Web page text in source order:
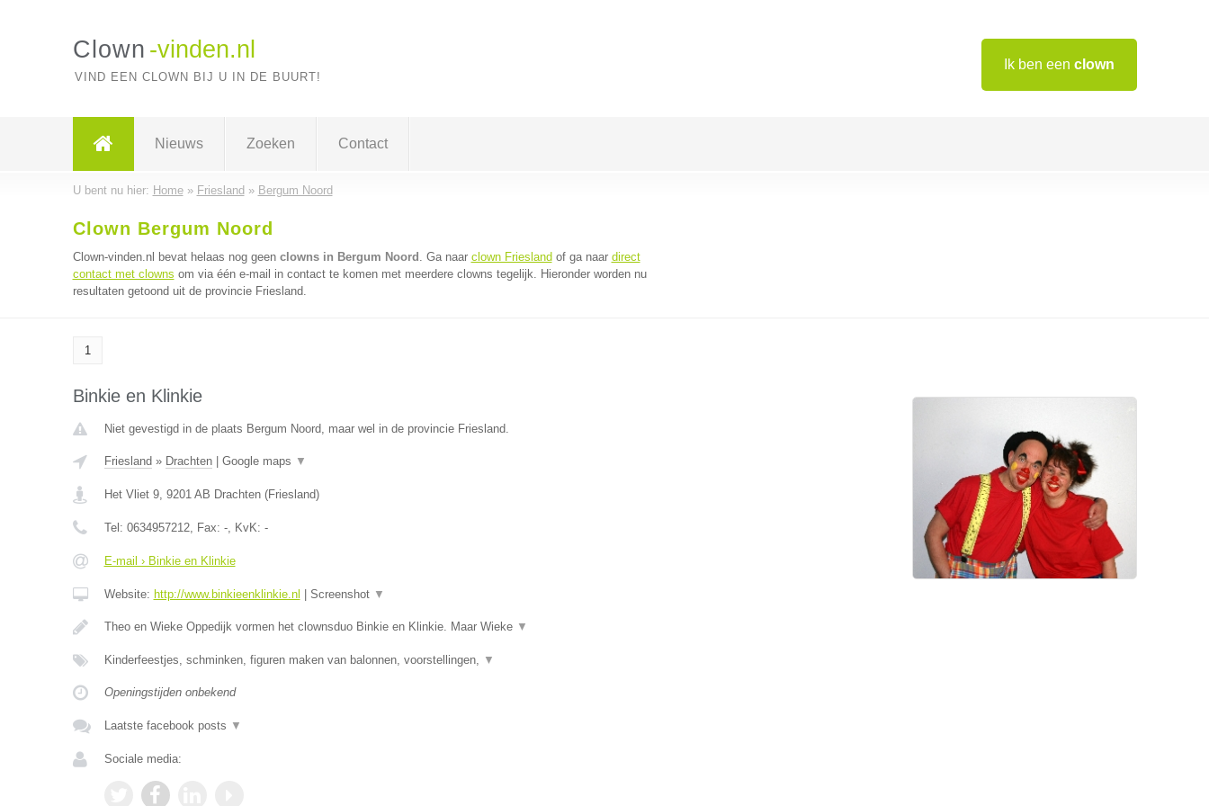
Ik ben een clown
Clown -vinden.nl
VIND EEN CLOWN BIJ U IN DE BUURT!
Nieuws Zoeken Contact
U bent nu hier: Home» Friesland » Bergum Noord
Clown Bergum Noord
Clown-vinden.nl bevat helaas nog geen clowns in Bergum Noord . Ga naar clown Friesland of ga naar direct
contact met clowns om via één e-mail in contact te komen met meerdere clowns tegelijk. Hieronder worden nu
resultaten getoond uit de provincie Friesland.
1
Binkie en Klinkie
Niet gevestigd in de plaats Bergum Noord, maar wel in de provincie Friesland.
Friesland » Drachten| Google maps ▼
Het Vliet 9, 9201 AB Drachten(Friesland)
Tel: 0634957212, Fax: -, KvK: -
E-mail › Binkie en Klinkie
Website: http://www.binkieenklinkie.nl Screenshot ▼
Theo en Wieke Oppedijk vormen het clownsduo Binkie en Klinkie. Maar Wieke ▼
Kinderfeestjes, schminken, figuren maken van balonnen, voorstellingen, ▼
Openingstijden onbekend
Laatste facebook posts ▼
Sociale media: